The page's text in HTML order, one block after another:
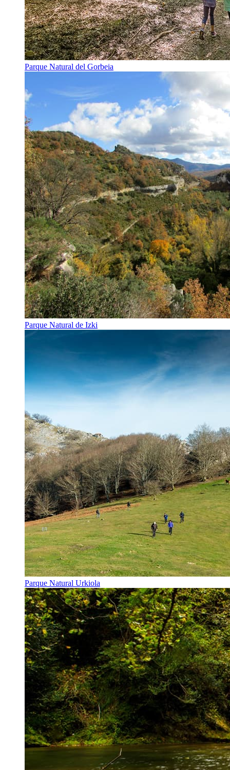
Parque Natural del Gorbeia
Parque Natural de Izki
Parque Natural Urkiola